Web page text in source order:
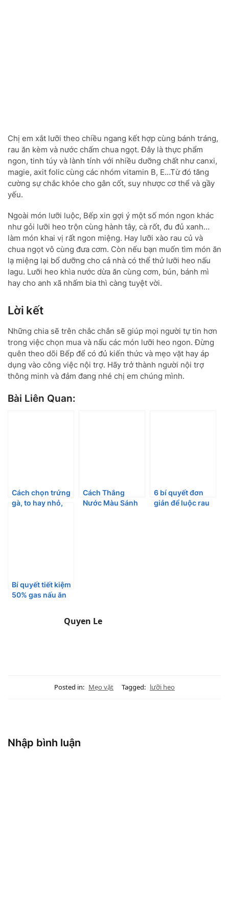
Chị em xắt lưỡi theo chiều ngang kết hợp cùng bánh tráng,
rau ăn kèm và nước chấm chua ngọt. Đây là thực phẩm
ngon, tinh túy và lành tính với nhiều dưỡng chất như canxi,
magie, axit folic cùng các nhóm vitamin B, E…Từ đó tăng
cường sự chắc khỏe cho gân cốt, suy nhược cơ thể và gầy
yếu.
Ngoài món lưỡi luộc, Bếp xin gợi ý một số món ngon khác
như gỏi lưỡi heo trộn cùng hành tây, cà rốt, đu đủ xanh…
làm món khai vị rất ngon miệng. Hay lưỡi xào rau củ và
chua ngọt vô cùng đưa cơm. Còn nếu bạn muốn tìm món ăn
lạ miệng lại bổ dưỡng cho cả nhà có thể thử lưỡi heo nấu
lagu. Lưỡi heo khìa nước dừa ăn cùng cơm, bún, bánh mì
hay cho anh xã nhấm bia thì càng tuyệt vời.
Lời kết
Những chia sẽ trên chắc chắn sẽ giúp mọi người tự tin hơn
trong việc chọn mua và nấu các món lưỡi heo ngon. Đừng
quên theo dõi Bếp để có đủ kiến thức và mẹo vặt hay áp
dụng vào công việc nội trợ. Hãy trở thành người nội trợ
thông minh và đảm đang nhé chị em chúng mình.
Bài Liên Quan:
Cách chọn trứng
gà, to hay nhỏ,
Cách Thắng
Nước Màu Sánh
6 bí quyết đơn
giản để luộc rau
Bí quyết tiết kiệm
50% gas nấu ăn
Quyen Le
Posted in: Mẹo vặt Tagged: lưỡi heo
Nhập bình luận